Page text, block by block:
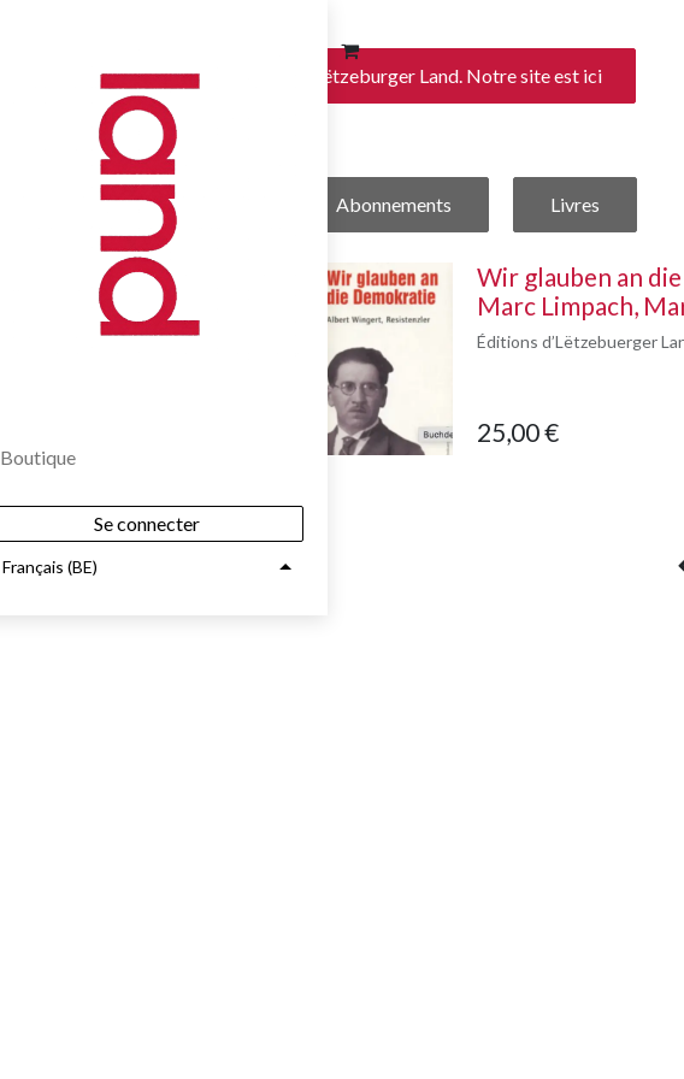
Boutique
Se connecter
Français (BE)
Vous êtes sur la boutique en ligne du Lëtzeburger Land. Notre site est ici
Abonnements Livres
Wir glauben an
Marc Limpach,
Éditions d’Lëtzebuerger
25,00€